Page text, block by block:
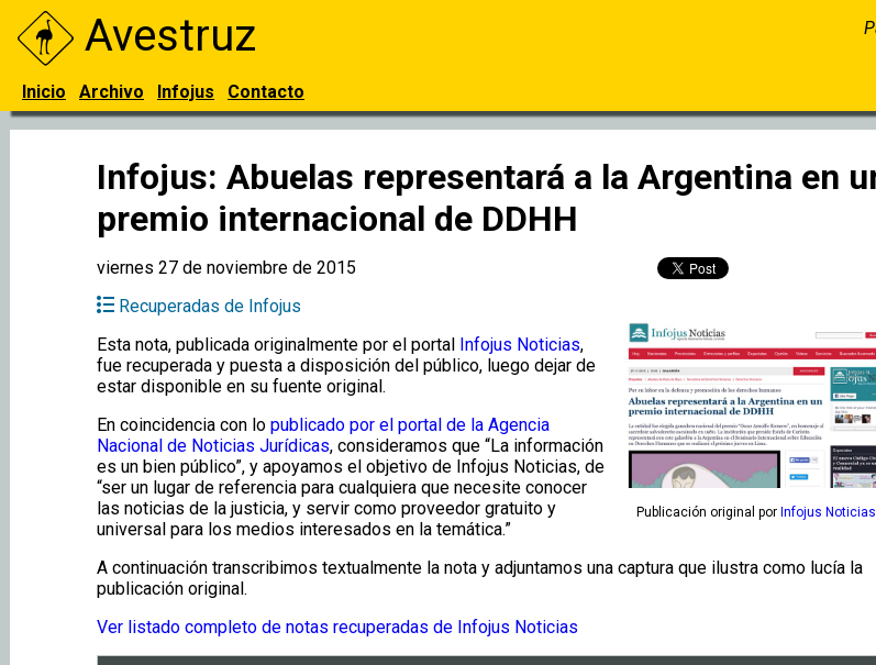
Avestruz
Inicio Archivo Infojus Contacto
Infojus: Abuelas representará a la Argentina en
premio internacional de DDHH
viernes 27 de noviembre de 2015
Recuperadas de Infojus
Publicación original por Infojus Noticias
Esta nota, publicada originalmente por el portal Infojus Noticias,
fue recuperada y puesta a disposición del público, luego dejar de
estar disponible en su fuente original.
En coincidencia con lo publicado por el portal de la Agencia
Nacional de Noticias Jurídicas, consideramos que “La información
es un bien público”, y apoyamos el objetivo de Infojus Noticias, de
“ser un lugar de referencia para cualquiera que necesite conocer
las noticias de la justicia, y servir como proveedor gratuito y
universal para los medios interesados en la temática.”
A continuación transcribimos textualmente la nota y adjuntamos una captura que ilustra como lucía la
publicación original.
Ver listado completo de notas recuperadas de Infojus Noticias